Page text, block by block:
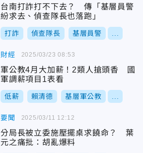
台南打詐打不下去？ 傳「基層員警
紛求去、偵查隊長也落跑」
打詐 偵查隊長 基層員警
財經
軍公教4月大加薪！2類人搶頭香 國
軍調薪項目1表看
低薪 賴清德 基層軍公教
2025/03/23 08:53
要聞
分局長被立委施壓擺桌求饒命？ 葉
元之痛批：胡亂爆料
2025/03/11 12:12